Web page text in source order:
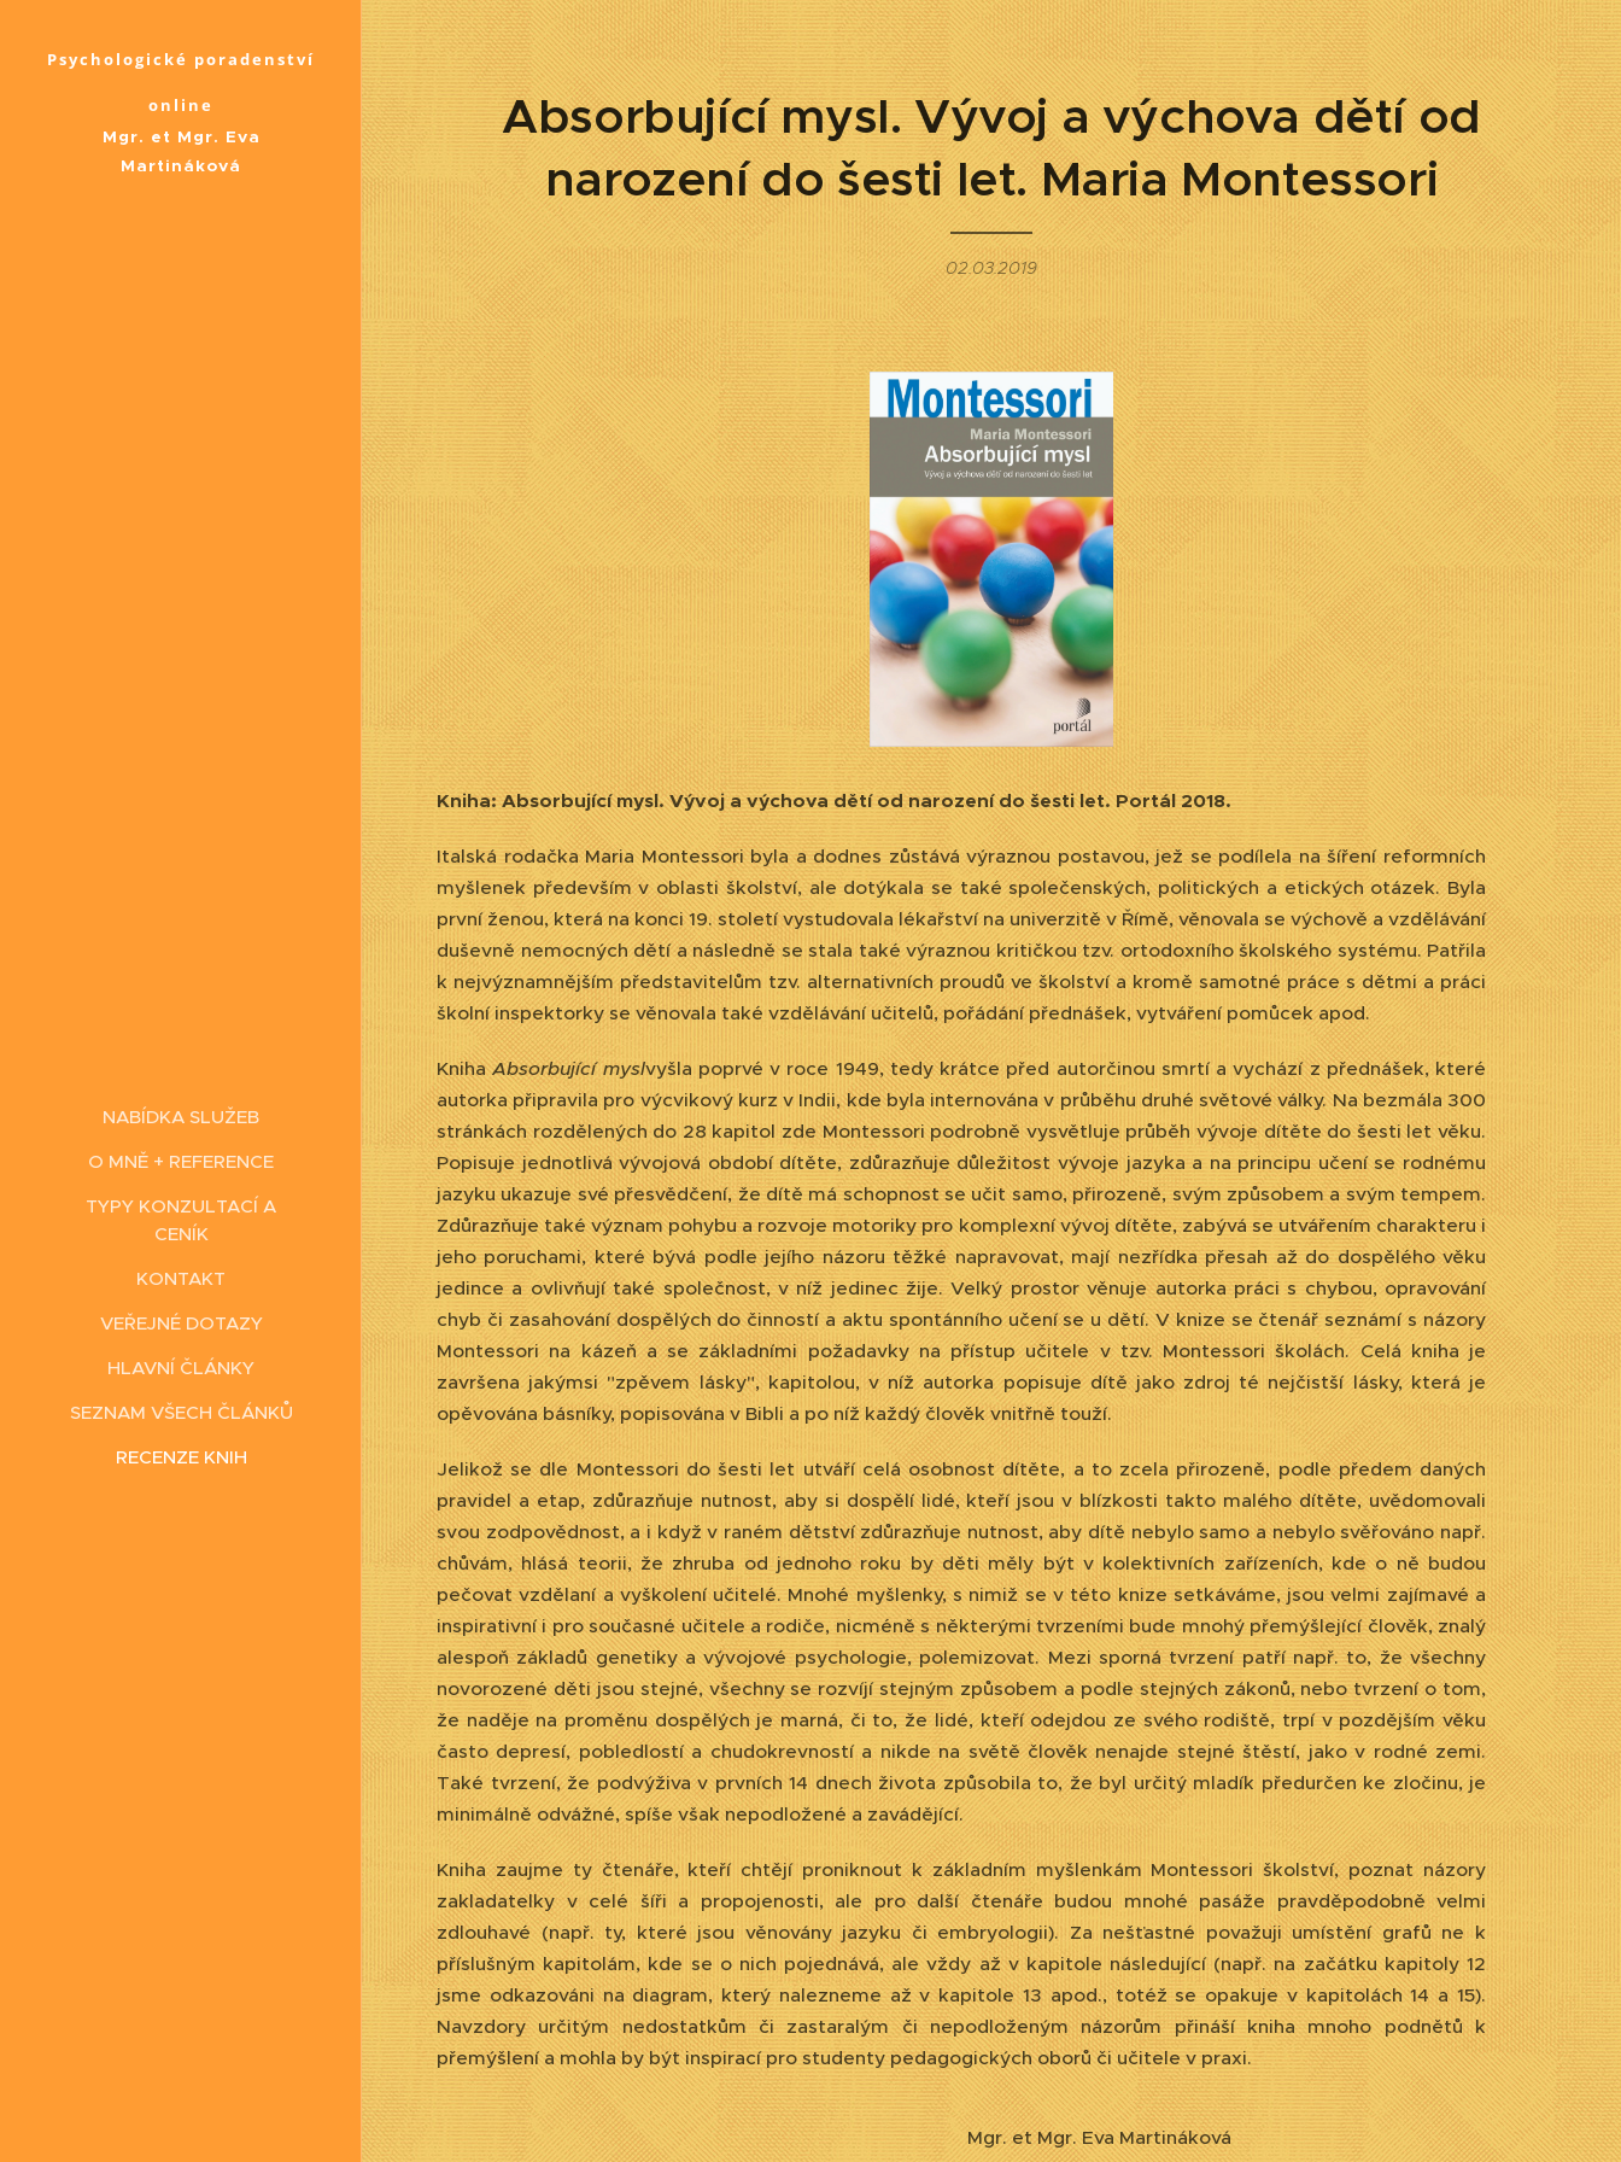
Psychologické poradenství
online
Mgr. et Mgr. Eva
Martináková
NABÍDKA SLUŽEB
O MNĚ + REFERENCE
TYPY KONZULTACÍ A
CENÍK
KONTAKT
VEŘEJNÉ DOTAZY
HLAVNÍ ČLÁNKY
SEZNAM VŠECH ČLÁNKŮ
RECENZE KNIH
Absorbující mysl. Vývoj a výchova dětí od
narození do šesti let. Maria Montessori
02.03.2019
Kniha: Absorbující mysl. Vývoj a výchova dětí od narození do šesti let. Portál 2018.
Italská rodačka Maria Montessori byla a dodnes zůstává výraznou postavou, jež se podílela na šíření reformních
myšlenek především v oblasti školství, ale dotýkala se také společenských, politických a etických otázek. Byla
první ženou, která na konci 19. století vystudovala lékařství na univerzitě v Římě, věnovala se výchově a vzdělávání
duševně nemocných dětí a následně se stala také výraznou kritičkou tzv. ortodoxního školského systému. Patřila
k nejvýznamnějším představitelům tzv. alternativních proudů ve školství a kromě samotné práce s dětmi a práci
školní inspektorky se věnovala také vzdělávání učitelů, pořádání přednášek, vytváření pomůcek apod.
KnihaAbsorbující myslvyšla poprvé v roce 1949, tedy krátce před autorčinou smrtí a vychází z přednášek, které
autorka připravila pro výcvikový kurz v Indii, kde byla internována v průběhu druhé světové války. Na bezmála 300
stránkách rozdělených do 28 kapitol zde Montessori podrobně vysvětluje průběh vývoje dítěte do šesti let věku.
Popisuje jednotlivá vývojová období dítěte, zdůrazňuje důležitost vývoje jazyka a na principu učení se rodnému
jazyku ukazuje své přesvědčení, že dítě má schopnost se učit samo, přirozeně, svým způsobem a svým tempem.
Zdůrazňuje také význam pohybu a rozvoje motoriky pro komplexní vývoj dítěte, zabývá se utvářením charakteru i
jeho poruchami, které bývá podle jejího názoru těžké napravovat, mají nezřídka přesah až do dospělého věku
jedince a ovlivňují také společnost, v níž jedinec žije. Velký prostor věnuje autorka práci s chybou, opravování
chyb či zasahování dospělých do činností a aktu spontánního učení se u dětí. V knize se čtenář seznámí s názory
Montessori na kázeň a se základními požadavky na přístup učitele v tzv. Montessori školách. Celá kniha je
završena jakýmsi "zpěvem lásky", kapitolou, v níž autorka popisuje dítě jako zdroj té nejčistší lásky, která je
opěvována básníky, popisována v Bibli a po níž každý člověk vnitřně touží.
Jelikož se dle Montessori do šesti let utváří celá osobnost dítěte, a to zcela přirozeně, podle předem daných
pravidel a etap, zdůrazňuje nutnost, aby si dospělí lidé, kteří jsou v blízkosti takto malého dítěte, uvědomovali
svou zodpovědnost, a i když v raném dětství zdůrazňuje nutnost, aby dítě nebylo samo a nebylo svěřováno např.
chůvám, hlásá teorii, že zhruba od jednoho roku by děti měly být v kolektivních zařízeních, kde o ně budou
pečovat vzdělaní a vyškolení učitelé. Mnohé myšlenky, s nimiž se v této knize setkáváme, jsou velmi zajímavé a
inspirativní i pro současné učitele a rodiče, nicméně s některými tvrzeními bude mnohý přemýšlející člověk, znalý
alespoň základů genetiky a vývojové psychologie, polemizovat. Mezi sporná tvrzení patří např. to, že všechny
novorozené děti jsou stejné, všechny se rozvíjí stejným způsobem a podle stejných zákonů, nebo tvrzení o tom,
že naděje na proměnu dospělých je marná, či to, že lidé, kteří odejdou ze svého rodiště, trpí v pozdějším věku
často depresí, pobledlostí a chudokrevností a nikde na světě člověk nenajde stejné štěstí, jako v rodné zemi.
Také tvrzení, že podvýživa v prvních 14 dnech života způsobila to, že byl určitý mladík předurčen ke zločinu, je
minimálně odvážné, spíše však nepodložené a zavádějící.
Kniha zaujme ty čtenáře, kteří chtějí proniknout k základním myšlenkám Montessori školství, poznat názory
zakladatelky v celé šíři a propojenosti, ale pro další čtenáře budou mnohé pasáže pravděpodobně velmi
zdlouhavé (např. ty, které jsou věnovány jazyku či embryologii). Za nešťastné považuji umístění grafů ne k
příslušným kapitolám, kde se o nich pojednává, ale vždy až v kapitole následující (např. na začátku kapitoly 12
jsme odkazováni na diagram, který nalezneme až v kapitole 13 apod., totéž se opakuje v kapitolách 14 a 15).
Navzdory určitým nedostatkům či zastaralým či nepodloženým názorům přináší kniha mnoho podnětů k
přemýšlení a mohla by být inspirací pro studenty pedagogických oborů či učitele v praxi.
Mgr. et Mgr. Eva Martináková